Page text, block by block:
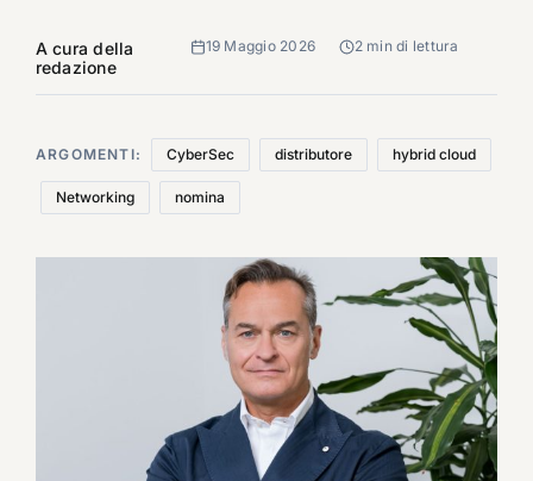
A cura della
redazione
19 Maggio 2026 2 min di lettura
ARGOMENTI: CyberSec distributore hybrid cloud
Networking nomina